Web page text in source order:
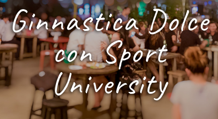
Ginnastica Dolce
con Sport
University